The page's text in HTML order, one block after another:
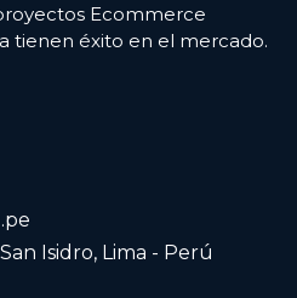
Ecommerce
tienen éxito en el mercado.
Isidro, Lima - Perú